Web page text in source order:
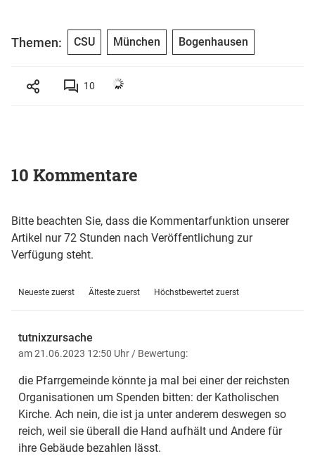
Themen: CSU München Bogenhausen
10
10 Kommentare
Bitte beachten Sie, dass die Kommentarfunktion unserer
Artikel nur 72 Stunden nach Veröffentlichung zur
Verfügung steht.
Neueste zuerst Älteste zuerst Höchstbewertet zuerst
tutnixzursache
am 21.06.2023 12:50 Uhr/ Bewertung:
die Pfarrgemeinde könnte ja mal bei einer der reichsten
Organisationen um Spenden bitten: der Katholischen
Kirche. Ach nein, die ist ja unter anderem deswegen so
reich, weil sie überall die Hand aufhält und Andere für
ihre Gebäude bezahlen lässt.